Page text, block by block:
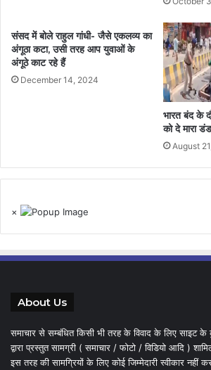
संसद में बोले राहुल गांधी- जैसे एकलव्य का
अंगूठा कटा, उसी तरह आप युवाओं के
अंगूठे काट रहे हैं
December 14, 2024
भारत बंद के
को दे मारा
August
×
About Us
समाचार से सम्बंधित किसी भी तरह के विवाद के लिए साइट के
द्वारा प्रस्तुत सामग्री ( समाचार / फोटो / विडियो आदि )
इस तरह की सामग्रियों के लिए कोई जिम्मेदारी स्वीकार